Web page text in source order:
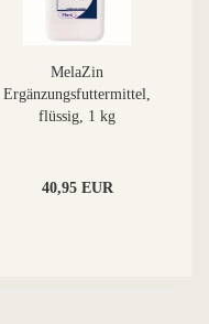
MelaZin
Ergänzungsfuttermittel,
flüssig, 1 kg
40,95 EUR